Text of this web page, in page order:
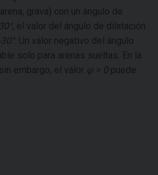
grava) con un ángulo de
, el valor del ángulo de dilatación
. Un valor negativo del ángulo
solo para arenas sueltas. En la
embargo, el valor ψ = 0puede